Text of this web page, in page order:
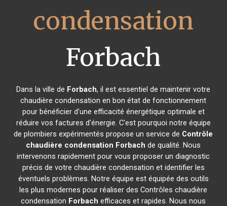
condensation
Forbach
Dans la ville de Forbach, il est essentiel de maintenir votre
chaudière condensation en bon état de fonctionnement
pour bénéficier d'une efficacité énergétique optimale et
réduire vos factures d'énergie. C'est pourquoi notre équipe
de plombiers expérimentés propose un service de Contrôle
chaudière condensation Forbach de qualité. Nous
intervenons rapidement pour vous proposer un diagnostic
précis de votre chaudière condensation et identifier les
éventuels problèmes. Notre équipe est équipée des outils
les plus modernes pour réaliser des Contrôles chaudière
condensation Forbach efficaces et rapides. Nous nous